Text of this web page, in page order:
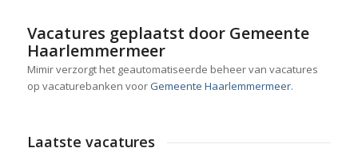
Vacatures geplaatst door Gemeente
Haarlemmermeer
Mimir verzorgt het geautomatiseerde beheer van vacatures
op vacaturebanken voorGemeente Haarlemmermeer.
Laatste vacatures